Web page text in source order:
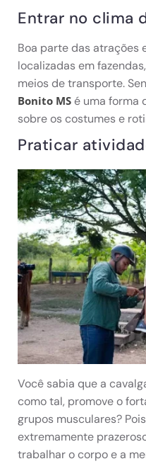
Entrar no clima
Boa parte das atrações
localizadas em
meios de transporte.
Bonito MS é uma forma
sobre os costumes e
Praticar
Você sabia que a
como tal, promove o
grupos musculares?
extremamente
trabalhar o corpo e a